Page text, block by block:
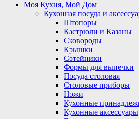
Моя Кухня, Мой Дом
Кухонная посуда и
Штопоры
Кастрюли и Казаны
Сковороды
Крышки
Сотейники
Формы для выпечки
Посуда столовая
Столовые приборы
Ножи
Кухонные
Кухонные аксессуары